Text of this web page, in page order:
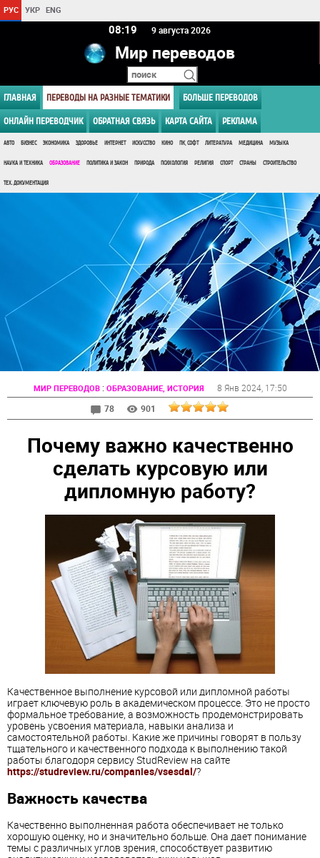
РУС УКР ENG
08 19 9 августа 2026
Мир переводов
ГЛАВНАЯ ПЕРЕВОДЫ НА РАЗНЫЕ ТЕМАТИКИ БОЛЬШЕ ПЕРЕВОДОВ
ОНЛАЙН ПЕРЕВОДЧИК ОБРАТНАЯ СВЯЗЬ КАРТА САЙТА РЕКЛАМА
АВТО БИЗНЕС ЭКОНОМИКА ЗДОРОВЬЕ ИНТЕРНЕТ ИСКУССТВО КИНО ПК, СОФТ ЛИТЕРАТУРА МЕДИЦИНА МУЗЫКА
НАУКА И ТЕХНИКА ОБРАЗОВАНИЕ ПОЛИТИКА И ЗАКОН ПРИРОДА ПСИХОЛОГИЯ РЕЛИГИЯ СПОРТ СТРАНЫ СТРОИТЕЛЬСТВО
ТЕХ. ДОКУМЕНТАЦИЯ
МИР ПЕРЕВОДОВ: ОБРАЗОВАНИЕ, ИСТОРИЯ 8 Янв 2024, 17:50
78
901
Почему важно качественно
сделать курсовую или
дипломную работу?
Качественное выполнение курсовой или дипломной работы
играет ключевую роль в академическом процессе. Это не просто
формальное требование, а возможность продемонстрировать
уровень усвоения материала, навыки анализа и
самостоятельной работы. Какие же причины говорят в пользу
тщательного и качественного подхода к выполнению такой
работы благодоря сервису StudReview на сайте
https://studreview.ru/companies/vsesdal/?
Важность качества
Качественно выполненная работа обеспечивает не только
хорошую оценку, но и значительно больше. Она дает понимание
темы с различных углов зрения, способствует развитию